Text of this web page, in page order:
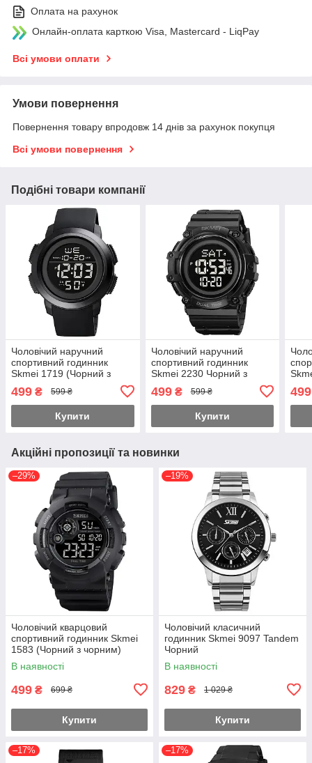
Оплата на рахунок
Онлайн-оплата карткою Visa, Mastercard - LiqPay
Всі умови оплати
Умови повернення
Повернення товару впродовж 14 днів за рахунок покупця
Всі умови повернення
Подібні товари компанії
Чоловічий наручний
спортивний годинник
Skmei 1719 (Чорний з
499 ₴ 599 ₴
Купити
Чоловічий наручний
спортивний годинник
Skmei 2230 Чорний з
499₴ 599 ₴
Купити
499
Акційні пропозиції та новинки
–29%
Чоловічий кварцовий
спортивний годинник Skmei
1583 (Чорний з чорним)
В наявності
499 ₴ 699 ₴
Купити
–19%
Чоловічий класичний
годинник Skmei 9097 Tandem
Чорний
В наявності
829 ₴ 1 029 ₴
Купити
–17% –17%